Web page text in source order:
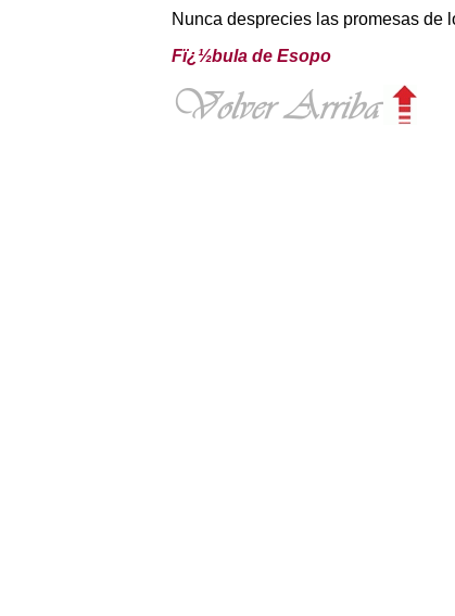
Nunca desprecies las promesas
Fï¿½bula de Esopo